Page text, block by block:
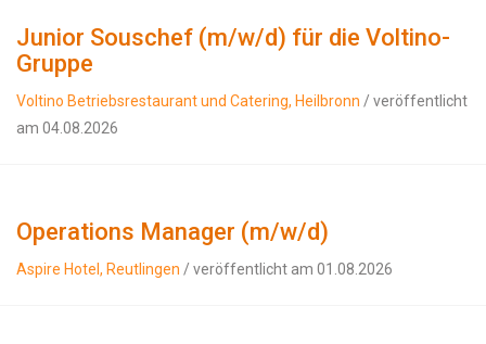
Junior Souschef (m/w/d) für die Voltino-
Gruppe
Voltino Betriebsrestaurant und Catering, Heilbronn / veröffentlicht
am 04.08.2026
Operations Manager (m/w/d)
Aspire Hotel, Reutlingen / veröffentlicht am 01.08.2026